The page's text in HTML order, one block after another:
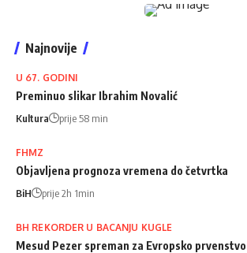
Najnovije
U 67. GODINI
Preminuo slikar Ibrahim Novalić
Kultura prije 58 min
FHMZ
Objavljena prognoza vremena do četvrtka
BiH prije 2h 1min
BH REKORDER U BACANJU KUGLE
Mesud Pezer spreman za Evropsko prvenstvo